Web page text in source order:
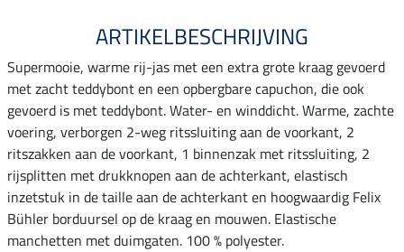
ARTIKELBESCHRIJVING
Supermooie, warme rij-jas met een extra grote kraag gevoerd
met zacht teddybont en een opbergbare capuchon, die ook
gevoerd is met teddybont. Water- en winddicht. Warme, zachte
voering, verborgen 2-weg ritssluiting aan de voorkant, 2
ritszakken aan de voorkant, 1 binnenzak met ritssluiting, 2
rijsplitten met drukknopen aan de achterkant, elastisch
inzetstuk in de taille aan de achterkant en hoogwaardig Felix
Bühler borduursel op de kraag en mouwen. Elastische
manchetten met duimgaten. 100 % polyester.